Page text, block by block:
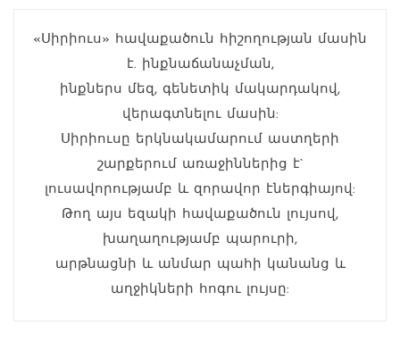
«Սիրիուս» հավաքածուն հիշողության մասին
է. ինքնաճանաչման,
ինքներս մեզ, գենետիկ մակարդակով,
վերագտնելու մասին:
Սիրիուսը երկնակամարում աստղերի
շարքերում առաջիններից է`
լուսավորությամբ և զորավոր էներգիայով:
Թող այս եզակի հավաքածուն լույսով,
խաղաղությամբ պարուրի,
արթնացնի և անմար պահի կանանց և
աղջիկների հոգու լույսը: